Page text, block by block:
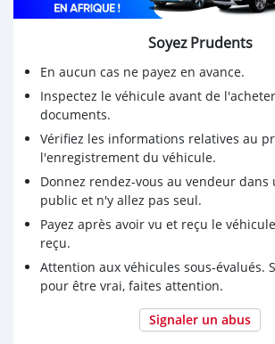
Soyez Prudents
En aucun cas ne payez en avance.
Inspectez le véhicule avant de
documents.
Vérifiez les informations relatives au
l'enregistrement du véhicule.
Donnez rendez-vous au vendeur
public et n'y allez pas seul.
Payez après avoir vu et reçu le
reçu.
Attention aux véhicules sous-évalués.
pour être vrai, faites attention.
Signaler un abus